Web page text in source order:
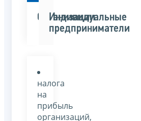
Организации
Индивидуальные
предприниматели
налога
на
прибыль
организаций,